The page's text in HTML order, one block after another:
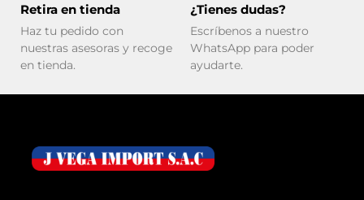
Retira en tienda
Haz tu pedido con
nuestras asesoras y recoge
en tienda.
¿Tienes dudas?
Escríbenos a nuestro
WhatsApp para poder
ayudarte.